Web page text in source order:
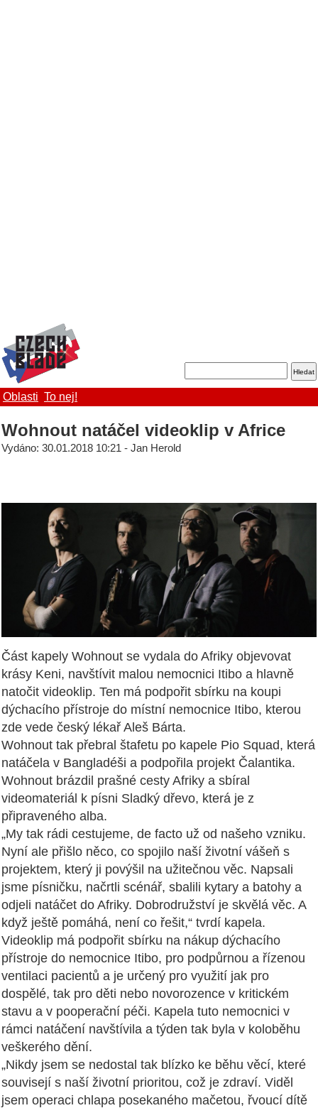
Oblasti To nej!
Wohnout natáčel videoklip v Africe
Vydáno: 30.01.2018 10:21 - Jan Herold
Část kapely Wohnout se vydala do Afriky objevovat
krásy Keni, navštívit malou nemocnici Itibo a hlavně
natočit videoklip. Ten má podpořit sbírku na koupi
dýchacího přístroje do místní nemocnice Itibo, kterou
zde vede český lékař Aleš Bárta.
Wohnout tak přebral štafetu po kapele Pio Squad, která
natáčela v Bangladéši a podpořila projekt Čalantika.
Wohnout brázdil prašné cesty Afriky a sbíral
videomateriál k písni Sladký dřevo, která je z
připraveného alba.
„My tak rádi cestujeme, de facto už od našeho vzniku.
Nyní ale přišlo něco, co spojilo naší životní vášeň s
projektem, který ji povýšil na užitečnou věc. Napsali
jsme písničku, načrtli scénář, sbalili kytary a batohy a
odjeli natáčet do Afriky. Dobrodružství je skvělá věc. A
když ještě pomáhá, není co řešit,“ tvrdí kapela.
Videoklip má podpořit sbírku na nákup dýchacího
přístroje do nemocnice Itibo, pro podpůrnou a řízenou
ventilaci pacientů a je určený pro využití jak pro
dospělé, tak pro děti nebo novorozence v kritickém
stavu a v pooperační péči. Kapela tuto nemocnici v
rámci natáčení navštívila a týden tak byla v koloběhu
veškerého dění.
„Nikdy jsem se nedostal tak blízko ke běhu věcí, které
souvisejí s naší životní prioritou, což je zdraví. Viděl
jsem operaci chlapa posekaného mačetou, řvoucí dítě